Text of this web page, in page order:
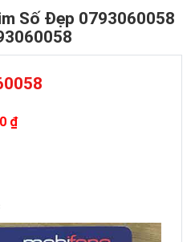
Số Đẹp 0793060058
₫